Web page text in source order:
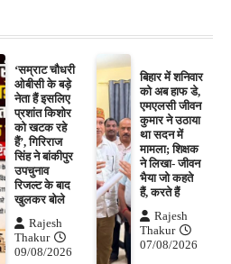
‘सम्राट चौधरी
ओबीसी के बड़े
नेता हैं इसलिए
प्रशांत किशोर
को खटक रहे
हैं’, गिरिराज
सिंह ने बांकीपुर
उपचुनाव
रिजल्ट के बाद
खुलकर बोले
Rajesh
Thakur
09/08/2026
बिहार में शनिवार
को अब हाफ डे,
एमएलसी जीवन
कुमार ने उठाया
था सदन में
मामला; शिक्षक
ने लिखा- जीवन
भैया जो कहते
हैं, करते हैं
Rajesh
Thakur
07/08/2026